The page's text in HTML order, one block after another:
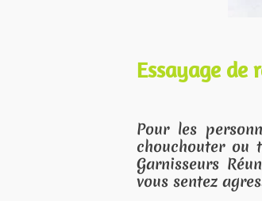
à domicile :
âgées ou à mobilité réduite,
simplement pour ceux qui
proposent un concept
par une armada de vendeurs